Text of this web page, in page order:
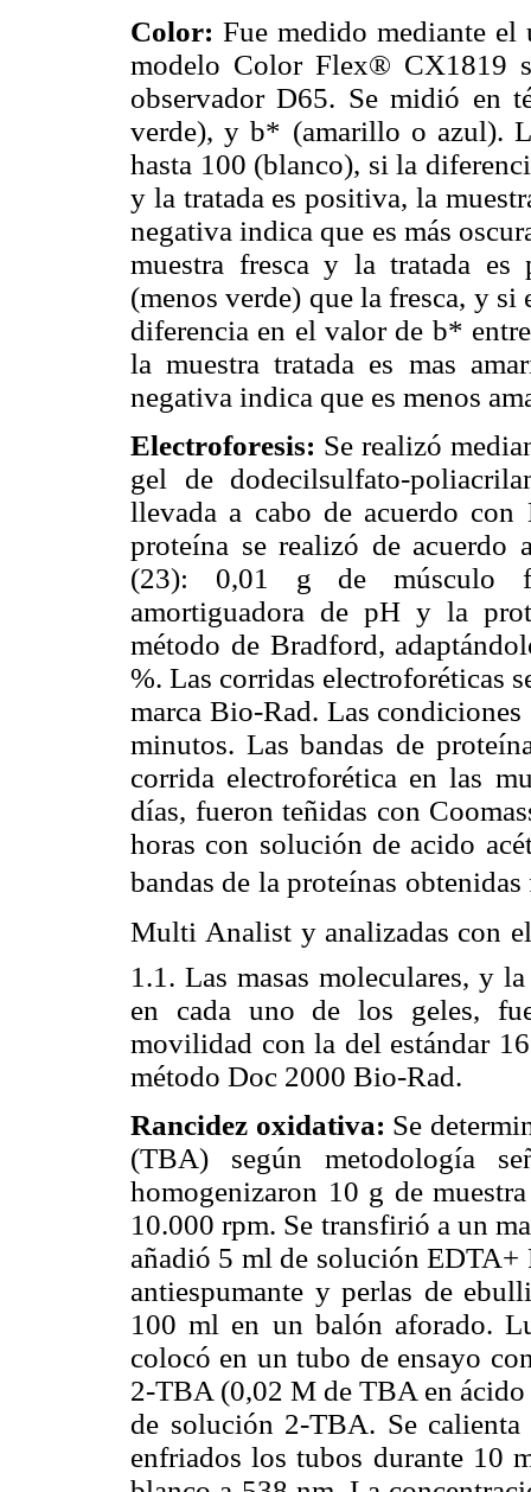
Color: Fue medido mediante
modelo Color Flex® CX1819
observador D65. Se midió en
verde), y b* (amarillo o azul).
hasta 100 (blanco), si la
y la tratada es positiva, la
negativa indica que es más
muestra fresca y la tratada es
(menos verde) que la fresca, y
diferencia en el valor de b*
la muestra tratada es mas
negativa indica que es menos
Electroforesis: Se realizó
gel de dodecilsulfato-
llevada a cabo de acuerdo
proteína se realizó de
(23): 0,01 g de músculo
amortiguadora de pH y la
método de Bradford,
%. Las corridas electroforéticas
marca Bio-Rad. Las
minutos. Las bandas de
corrida electroforética en las
días, fueron teñidas con
horas con solución de acido
bandas de la proteínas
Multi Analist y analizadas con
1.1. Las masas moleculares, y
en cada uno de los geles,
movilidad con la del estándar
método Doc 2000 Bio-Rad.
Rancidez oxidativa: Se
(TBA) según metodología
homogenizaron 10 g de
10.000 rpm. Se transfirió a un
añadió 5 ml de solución
antiespumante y perlas de
100 ml en un balón aforado.
colocó en un tubo de ensayo
2-TBA (0,02 M de TBA en
de solución 2-TBA. Se
enfriados los tubos durante 10